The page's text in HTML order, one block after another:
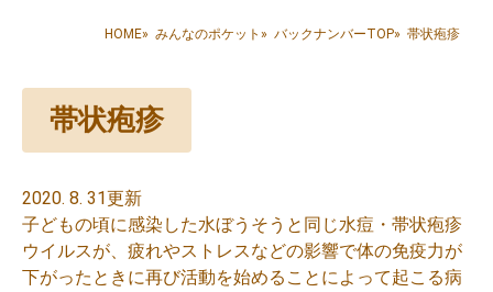
HOME» みんなのポケット » バックナンバーTOP» 帯状疱疹
帯状疱疹
2020. 8. 31更新
子どもの頃に感染した水ぼうそうと同じ水痘・帯状疱疹
ウイルスが、疲れやストレスなどの影響で体の免疫力が
下がったときに再び活動を始めることによって起こる病